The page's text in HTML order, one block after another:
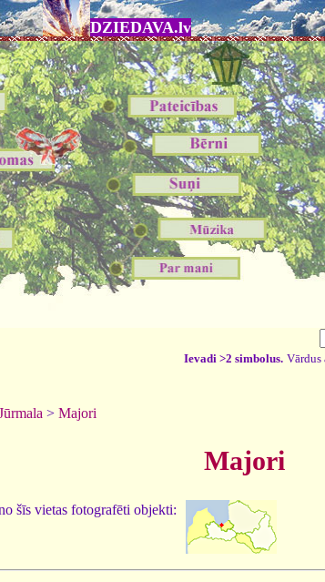
DZIEDAVA.lv
Ievadi >2 simbolus. Vārdus
> Majori
Majori
šīs vietas fotografēti objekti: